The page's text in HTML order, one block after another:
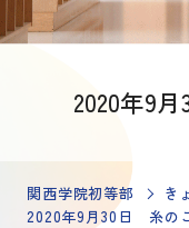
2020年9
関西学院初等部
き
2020年9月30日 糸の